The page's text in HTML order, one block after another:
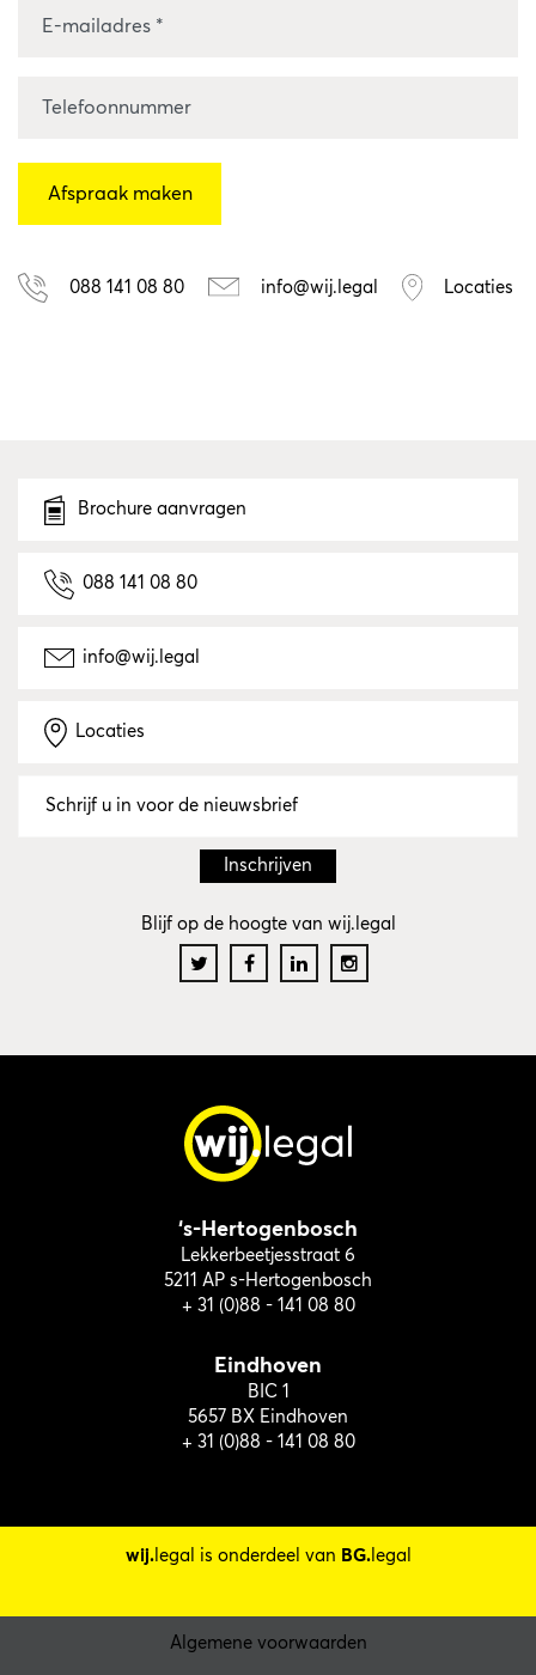
088 141 08 80 info@wij.legal Locaties
Brochure aanvragen
088 141 08 80
info@wij.legal
Locaties
Blijf op de hoogte van wij.legal
‘s-Hertogenbosch
Lekkerbeetjesstraat 6
5211 AP s-Hertogenbosch
+ 31 (0)88 - 141 08 80
Eindhoven
BIC 1
5657 BX Eindhoven
+ 31 (0)88 - 141 08 80
wij.legal is onderdeel van BG.legal
Algemene voorwaarden